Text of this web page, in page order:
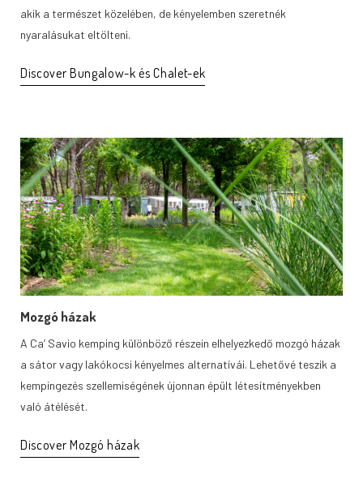
akik a természet közelében, de kényelemben szeretnék
nyaralásukat eltölteni.
Discover Bungalow-k és Chalet-ek
Mozgó házak
A Ca’ Savio kemping különböző részein elhelyezkedő mozgó házak
a sátor vagy lakókocsi kényelmes alternatívái. Lehetővé teszik a
kempingezés szellemiségének újonnan épült létesítményekben
való átélését.
Discover Mozgó házak